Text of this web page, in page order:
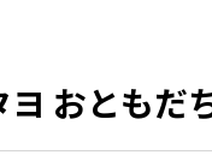
おともだ